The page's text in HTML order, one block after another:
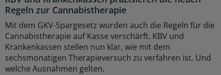
Regeln zur Cannabistherapie
Mit dem GKV-Spargesetz wurden auch die Regeln für die
Cannabistherapie auf Kasse verschärft. KBV und
Krankenkassen stellen nun klar, wie mit dem
sechsmonatigen Therapieversuch zu verfahren ist. Und
welche Ausnahmen gelten.